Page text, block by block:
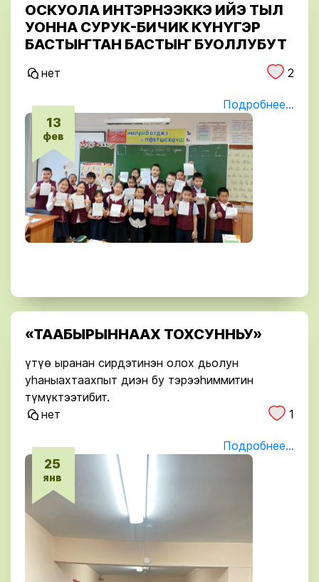
13
фев
ОСКУОЛА ИНТЭРНЭЭККЭ ИЙЭ ТЫЛ
УОННА СУРУК-БИЧИК КҮНҮГЭР
БАСТЫҤТАН БАСТЫҤ БУОЛЛУБУТ
нет 2
Подробнее...
25
янв
«ТААБЫРЫННААХ ТОХСУННЬУ»
үтүө ыранан сирдэтинэн олох дьолун
уһаныахтаахпыт диэн бу тэрээһиммитин
түмүктээтибит.
нет
1
Подробнее...